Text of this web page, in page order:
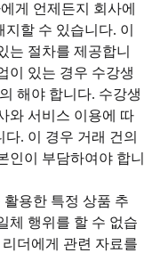
게 언제든지 회사에
할 수 있습니다. 이
는 절차를 제공합니
이 있는 경우 수강생
해야 합니다. 수강생
와 서비스 이용에 따
. 이 경우 거래 건의
인이 부담하여야 합니
용한 특정 상품 추
체 행위를 할 수 없습
더에게 관련 자료를